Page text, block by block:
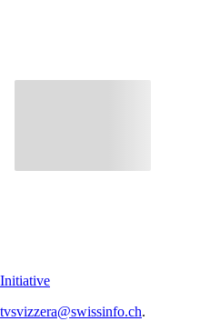
tvsvizzera@swissinfo.ch.